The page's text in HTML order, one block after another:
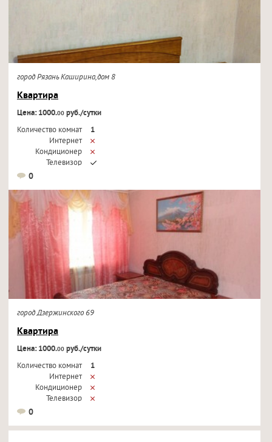
город Рязань Каширина,дом 8
Квартира
Цена: 1000.00руб./сутки
Количество комнат
1
Интернет
Кондиционер
Телевизор
0
город Дзержинского 69
Квартира
Цена: 1000.00руб./сутки
Количество комнат
1
Интернет
Кондиционер
Телевизор
0